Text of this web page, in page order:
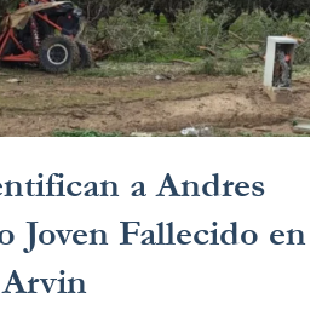
a Andres
Joven Fallecido en